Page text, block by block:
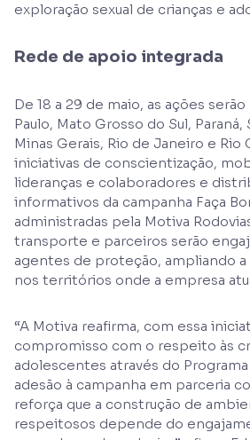
exploração sexual de crianças e
Rede de apoio integrada
De 18 a 29 de maio, as ações
Paulo, Mato Grosso do Sul, Paraná,
Minas Gerais, Rio de Janeiro e Rio
iniciativas de conscientização,
lideranças e colaboradores e
informativos da campanha Faça
administradas pela Motiva
transporte e parceiros serão
agentes de proteção, ampliando
nos territórios onde a empresa
“A Motiva reafirma, com essa
compromisso com o respeito às
adolescentes através do
adesão à campanha em parceria
reforça que a construção de
respeitosos depende do